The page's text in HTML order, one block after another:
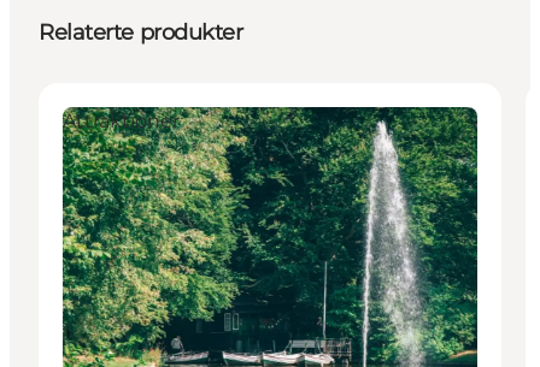
Relaterte produkter
Attraktioner